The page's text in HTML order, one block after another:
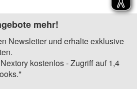
mehr!
Newsletter und erhalte exklusive
kostenlos - Zugriff auf 1,4